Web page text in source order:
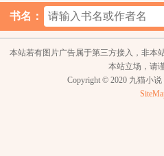
骨，龙庭静算四海秋
书名：
本站若有图片广告属于第三方接入，非本
本站立场，请
Copyright © 2020 九猫小说